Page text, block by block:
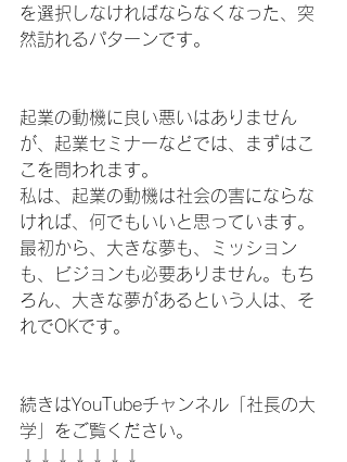
を選択しなければならなくなった、突
然訪れるパターンです。
起業の動機に良い悪いはありません
が、起業セミナーなどでは、まずはこ
こを問われます。
私は、起業の動機は社会の害にならな
ければ、何でもいいと思っています。
最初から、大きな夢も、ミッション
も、ビジョンも必要ありません。もち
ろん、大きな夢があるという人は、そ
れでOKです。
続きはYouTubeチャンネル「社長の大
学」をご覧ください。
↓↓↓↓↓↓↓